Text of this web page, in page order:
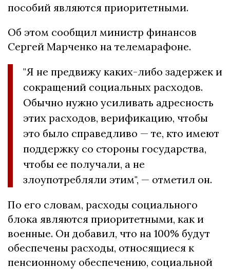
пособий являются приоритетными.
Об этом сообщил министр финансов
Сергей Марченко на телемарафоне.
"Я не предвижу каких-либо задержек и
сокращений социальных расходов.
Обычно нужно усиливать адресность
этих расходов, верификацию, чтобы
это было справедливо — те, кто имеют
поддержку со стороны государства,
чтобы ее получали, а не
злоупотребляли этим", — отметил он.
По его словам, расходы социального
блока являются приоритетными, как и
военные. Он добавил, что на 100% будут
обеспечены расходы, относящиеся к
пенсионному обеспечению, социальной